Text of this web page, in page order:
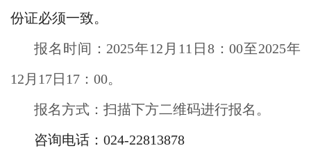
份证必须一致。
报名时间：2025年12月11日8：00至2025年
12月17日17：00。
报名方式：扫描下方二维码进行报名。
咨询电话：024-22813878